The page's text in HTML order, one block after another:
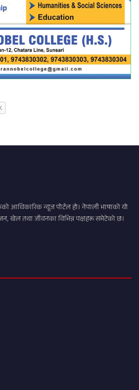
आधिकारिक न्यूज पोर्टल हो। नेपाली भाषाको यो
खेल तथा जीवनका विभिन्न पक्षहरू समेटेको छ।